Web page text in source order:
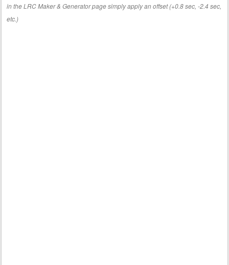
in the LRC Maker & Generator page simply apply an offset (+0.8 sec, -2.4 sec,
etc.)